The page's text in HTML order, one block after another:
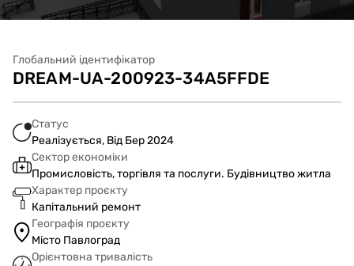
Глобальний ідентифікатор
DREAM-UA-200923-34A5FFDE
Статус
Реалізується, Від Бер 2024
Сектор економіки
Промисловість, торгівля та послуги. Будівництво житла
Характер проєкту
Капітальний ремонт
Географія проєкту
Місто Павлоград
Орієнтовна тривалість